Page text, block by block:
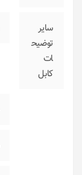
سایر
توضیح
ات
کابل